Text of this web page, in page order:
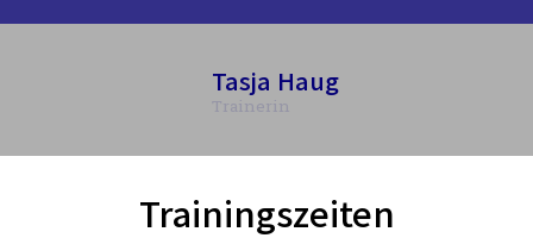
Tasja Haug
Trainerin
Trainingszeiten